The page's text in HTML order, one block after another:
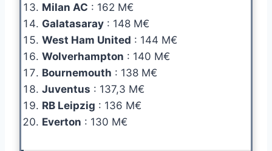
Milan AC : 162 M€
Galatasaray : 148 M€
West Ham United : 144 M€
Wolverhampton : 140 M€
Bournemouth : 138 M€
Juventus : 137,3 M€
RB Leipzig : 136 M€
Everton : 130 M€